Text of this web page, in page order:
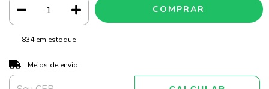
834em estoque
Entregas para o CEP:
Meios de envio